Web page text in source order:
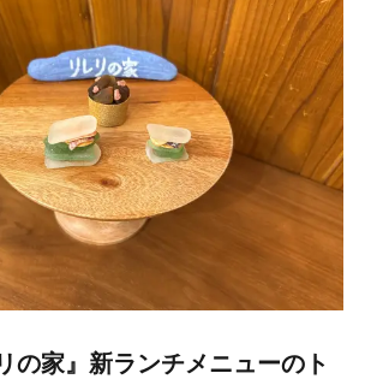
の家』新ランチメニューのト